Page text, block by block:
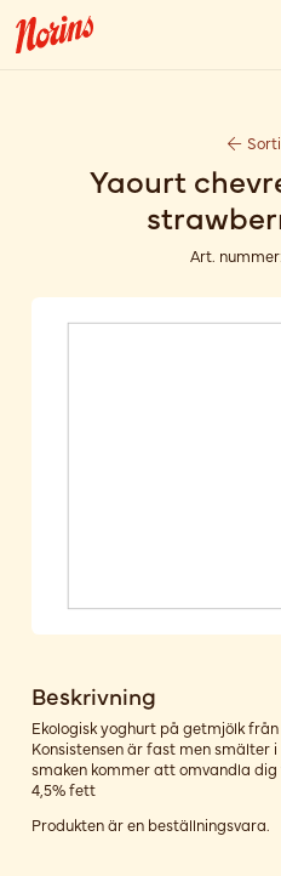
Yaourt
Art. nummer:
Beskrivning
Ekologisk yoghurt på getmjölk
Konsistensen är fast men smälter
smaken kommer att omvandla
4,5% fett
Produkten är en beställningsvara.